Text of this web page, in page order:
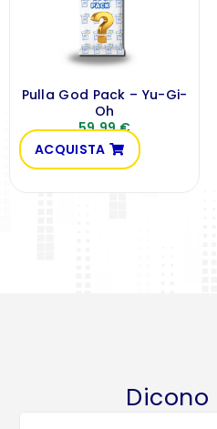
Pulla God Pack – Yu-Gi-
Oh
59,99€
ACQUISTA
Dicono